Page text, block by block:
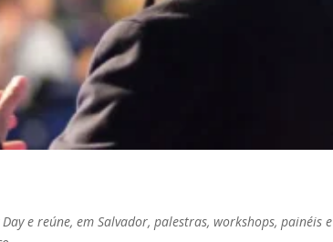
e reúne, em Salvador, palestras, workshops, painéis e